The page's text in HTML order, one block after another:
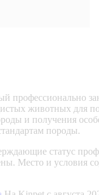
профессионально
животных для
и получения
породы.
статус
Место и условия